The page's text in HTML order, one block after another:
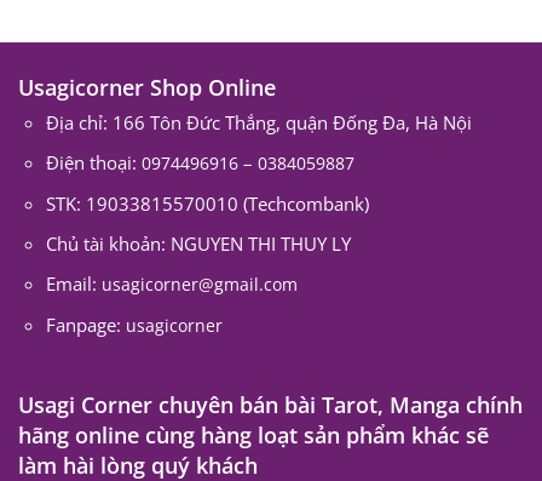
Usagicorner Shop Online
Địa chỉ: 166 Tôn Đức Thắng, quận Đống Đa, Hà Nội
Điện thoại: 0974496916 – 0384059887
STK: 19033815570010 (Techcombank)
Chủ tài khoản: NGUYEN THI THUY LY
Email: usagicorner@gmail.com
Fanpage: usagicorner
Usagi Corner chuyên bán bài Tarot, Manga chính
hãng online cùng hàng loạt sản phẩm khác sẽ
làm hài lòng quý khách